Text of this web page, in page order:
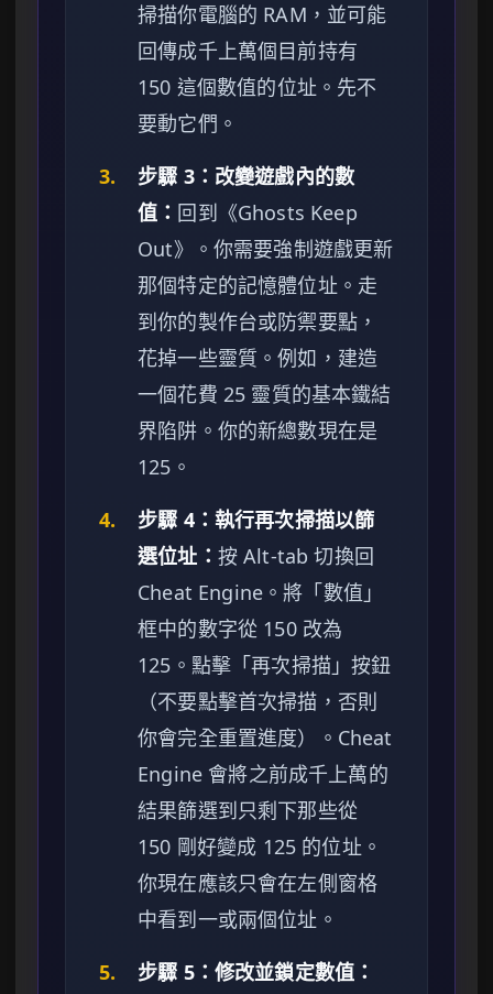
掃描你電腦的 RAM，並可能
回傳成千上萬個目前持有
150 這個數值的位址。先不
要動它們。
3.
步驟 3：改變遊戲內的數
值： 回到《Ghosts Keep
Out》。你需要強制遊戲更新
那個特定的記憶體位址。走
到你的製作台或防禦要點，
花掉一些靈質。例如，建造
一個花費 25 靈質的基本鐵結
界陷阱。你的新總數現在是
125。
4.
步驟 4：執行再次掃描以篩
選位址： 按 Alt-tab 切換回
Cheat Engine。將「數值」
框中的數字從 150 改為
125。點擊「再次掃描」按鈕
（不要點擊首次掃描，否則
你會完全重置進度）。Cheat
Engine 會將之前成千上萬的
結果篩選到只剩下那些從
150 剛好變成 125 的位址。
你現在應該只會在左側窗格
中看到一或兩個位址。
5.
步驟 5：修改並鎖定數值：